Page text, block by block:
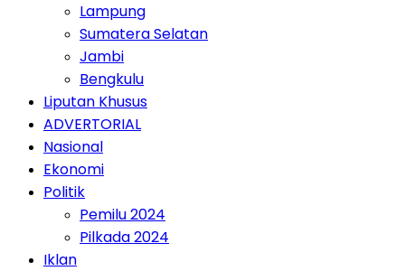
Lampung
Sumatera Selatan
Jambi
Bengkulu
Liputan Khusus
ADVERTORIAL
Nasional
Ekonomi
Politik
Pemilu 2024
Pilkada 2024
Iklan